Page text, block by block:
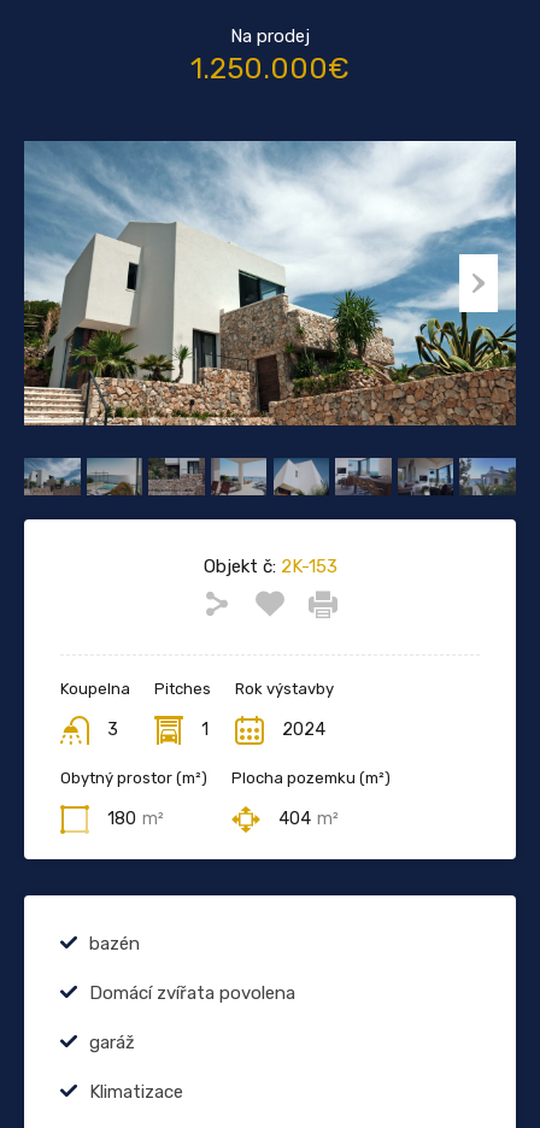
Na prodej
1.250.000€
Objekt č:2K-153
Koupelna
3
Pitches
1
Rok výstavby
2024
Obytný prostor (m²)
180 m²
Plocha pozemku (m²)
404 m²
bazén
Domácí zvířata povolena
garáž
Klimatizace